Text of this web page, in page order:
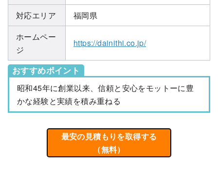
対応エリア
福岡県
ホームペー
ジ
https://dainithi.co.jp/
おすすめポイント
昭和45年に創業以来、信頼と安心をモットーに豊
かな経験と実績を積み重ねる
最安の見積もりを取得する
（無料）